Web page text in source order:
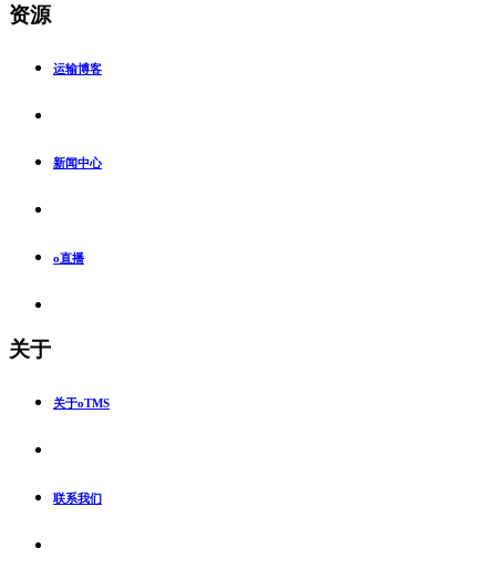
资源
运输博客
新闻中心
o直播
关于
关于oTMS
联系我们